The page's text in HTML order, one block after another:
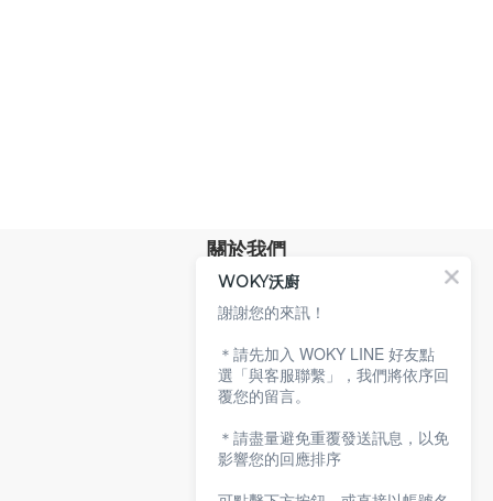
關於我們
品牌故事
專業技術
環保沃廚
顧客服務
服務條款
隱私權政策
WOKY沃廚
謝謝您的來訊！
＊請先加入 WOKY LINE 好友點
選「與客服聯繫」，我們將依序回
覆您的留言。
＊請盡量避免重覆發送訊息，以免
影響您的回應排序